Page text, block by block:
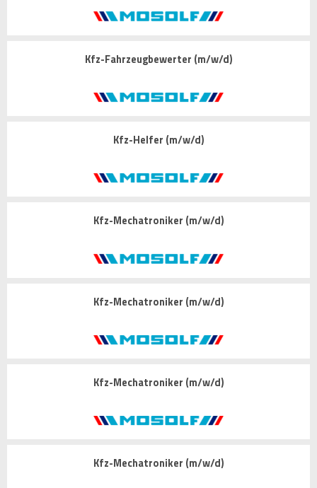
Kfz-Fahrzeugbewerter (m/w/d)
Kfz-Helfer (m/w/d)
Kfz-Mechatroniker (m/w/d)
Kfz-Mechatroniker (m/w/d)
Kfz-Mechatroniker (m/w/d)
Kfz-Mechatroniker (m/w/d)